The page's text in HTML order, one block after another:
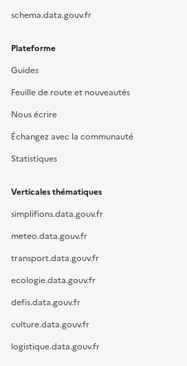
schema.data.gouv.fr
Plateforme
Guides
Feuille de route et nouveautés
Nous écrire
Échangez avec la communauté
Statistiques
Verticales thématiques
simplifions.data.gouv.fr
meteo.data.gouv.fr
transport.data.gouv.fr
ecologie.data.gouv.fr
defis.data.gouv.fr
culture.data.gouv.fr
logistique.data.gouv.fr